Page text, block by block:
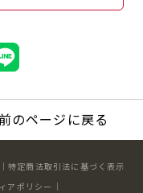
ご質問
る
案内
YOGA
のページに戻る
特定商法取引法に基づく表示
アポリシー